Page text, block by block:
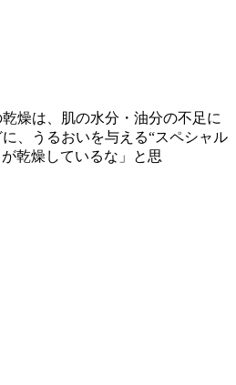
燥は、肌の水分・油分の不足に
、うるおいを与える“スペシャル
乾燥しているな」と思